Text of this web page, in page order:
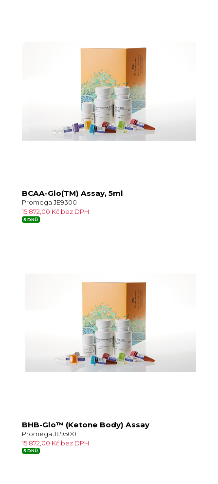
BCAA-Glo(TM) Assay, 5ml
Promega JE9300
15 872,00 Kč bez DPH
5 DNŮ
BHB-Glo™ (Ketone Body) Assay
Promega JE9500
15 872,00 Kč bez DPH
5 DNŮ